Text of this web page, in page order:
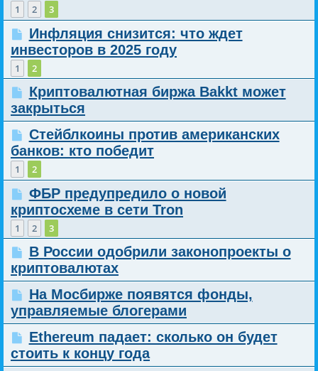
1 2 3
Инфляция снизится: что ждет
инвесторов в 2025 году
1 2
Криптовалютная биржа Bakkt может
закрыться
Стейблкоины против американских
банков: кто победит
1 2
ФБР предупредило о новой
криптосхеме в сети Tron
1 2 3
В России одобрили законопроекты о
криптовалютах
На Мосбирже появятся фонды,
управляемые блогерами
Ethereum падает: сколько он будет
стоить к концу года